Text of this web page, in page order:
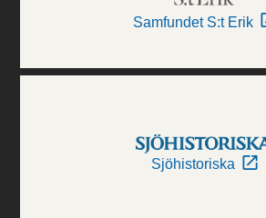
Samfundet S:t Erik
Sjöhistoriska